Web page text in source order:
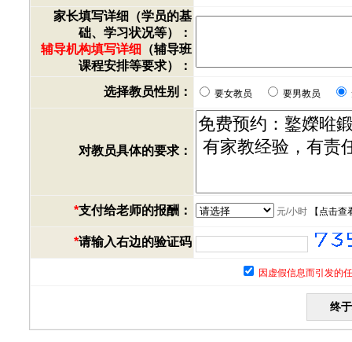
家长填写详细（学员的基
础、学习状况等）：
辅导机构填写详细 （辅导班
课程安排等要求）：
选择教员性别：
要女教员 要男教员
对教员具体的要求：
*支付给老师的报酬： 元/小时【 点击查
*请输入右边的验证码
因虚假信息而引发的